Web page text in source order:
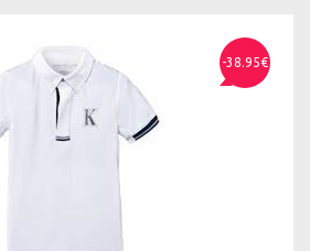
-38.95€